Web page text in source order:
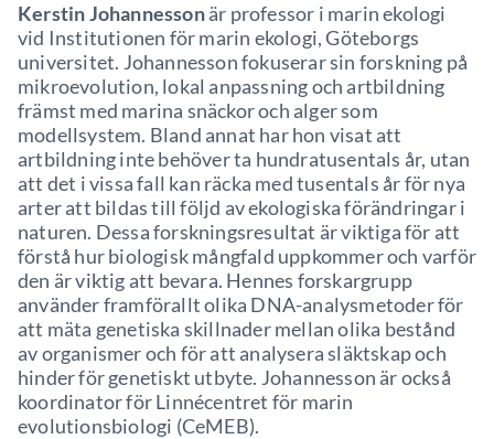
Kerstin Johannessonär professor i marin ekologi
vid Institutionen för marin ekologi, Göteborgs
universitet. Johannesson fokuserar sin forskning på
mikroevolution, lokal anpassning och artbildning
främst med marina snäckor och alger som
modellsystem. Bland annat har hon visat att
artbildning inte behöver ta hundratusentals år, utan
att det i vissa fall kan räcka med tusentals år för nya
arter att bildas till följd av ekologiska förändringar i
naturen. Dessa forskningsresultat är viktiga för att
förstå hur biologisk mångfald uppkommer och varför
den är viktig att bevara. Hennes forskargrupp
använder framförallt olika DNA-analysmetoder för
att mäta genetiska skillnader mellan olika bestånd
av organismer och för att analysera släktskap och
hinder för genetiskt utbyte. Johannesson är också
koordinator för Linnécentret för marin
evolutionsbiologi (CeMEB).